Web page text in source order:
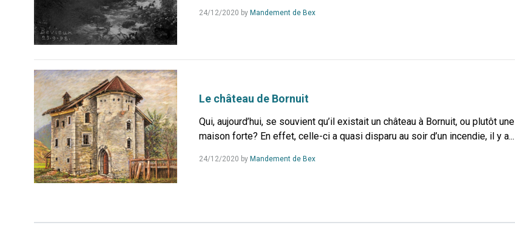
24/12/2020 by Mandement de BexRead
Le château de Bornuit
Qui, aujourd’hui, se souvient qu’il existait un château à Bornuit, ou plutôt une
maison forte? En effet, celle-ci a quasi disparu au soir d’un incendie, il y a...
24/12/2020 by Mandement de BexRead